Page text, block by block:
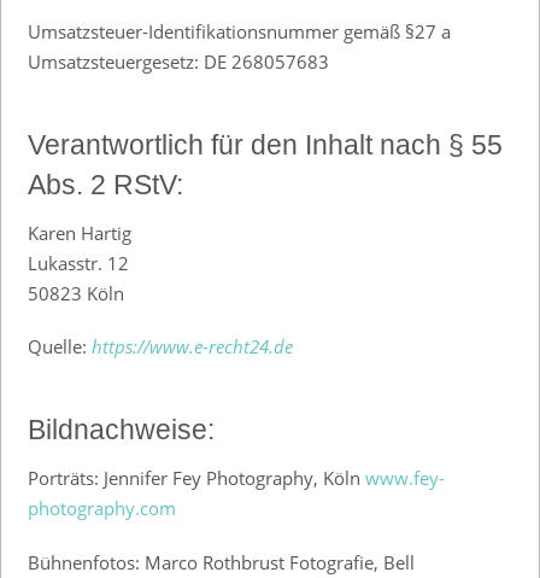
Umsatzsteuer-Identifikationsnummer gemäß §27 a
Umsatzsteuergesetz: DE 268057683
Verantwortlich für den Inhalt nach § 55
Abs. 2 RStV:
Karen Hartig
Lukasstr. 12
50823 Köln
Quelle:https://www.e-recht24.de
Bildnachweise:
Porträts: Jennifer Fey Photography, Kölnwww.fey-
photography.com
Bühnenfotos: Marco Rothbrust Fotografie, Bell